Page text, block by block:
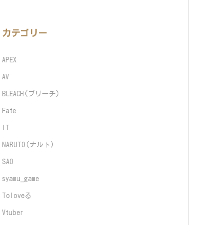
カテゴリー
APEX
AV
BLEACH(ブリーチ)
Fate
NARUTO(ナルト)
SAO
syamu_game
Toloveる
Vtuber